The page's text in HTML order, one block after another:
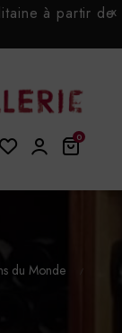
à partir dex
0
du Monde